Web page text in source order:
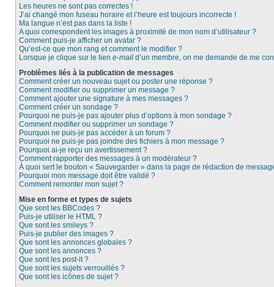
Les heures ne sont pas correctes !
J’ai changé mon fuseau horaire et l’heure est toujours incorrecte !
Ma langue n’est pas dans la liste !
A quoi correspondent les images à proximité de mon nom d’utilisateur ?
Comment puis-je afficher un avatar ?
Qu’est-ce que mon rang et comment le modifier ?
Lorsque je clique sur le lien e-mail d’un membre, on me demande de me
Problèmes liés à la publication de messages
Comment créer un nouveau sujet ou poster une réponse ?
Comment modifier ou supprimer un message ?
Comment ajouter une signature à mes messages ?
Comment créer un sondage ?
Pourquoi ne puis-je pas ajouter plus d’options à mon sondage ?
Comment modifier ou supprimer un sondage ?
Pourquoi ne puis-je pas accéder à un forum ?
Pourquoi ne puis-je pas joindre des fichiers à mon message ?
Pourquoi ai-je reçu un avertissement ?
Comment rapporter des messages à un modérateur ?
À quoi sert le bouton « Sauvegarder » dans la page de rédaction de
Pourquoi mon message doit être validé ?
Comment remonter mon sujet ?
Mise en forme et types de sujets
Que sont les BBCodes ?
Puis-je utiliser le HTML ?
Que sont les smileys ?
Puis-je publier des images ?
Que sont les annonces globales ?
Que sont les annonces ?
Que sont les post-it ?
Que sont les sujets verrouillés ?
Que sont les icônes de sujet ?